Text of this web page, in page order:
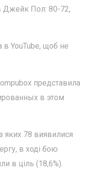
Джейк Пол: 80-72,
в YouTube, щоб не
представила
в этом
яких 78 виявилися
в ході бою
в ціль (18,6%).